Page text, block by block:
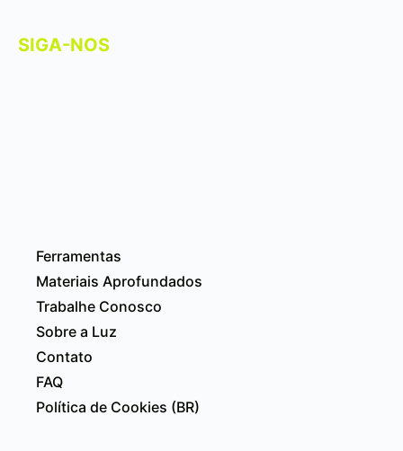
SIGA-NOS
Ferramentas
Materiais Aprofundados
Trabalhe Conosco
Sobre a Luz
Contato
FAQ
Política de Cookies (BR)